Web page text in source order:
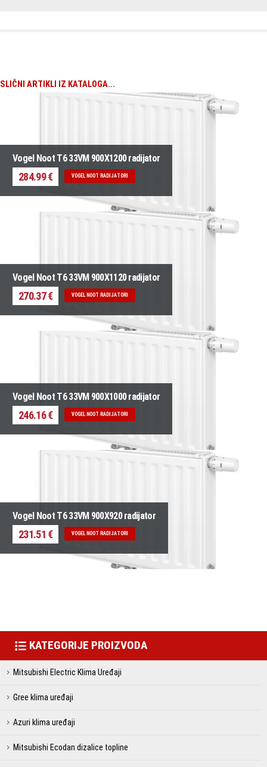
SLIČNI ARTIKLI IZ KATALOGA...
Vogel Noot T6 33VM 900X1200 radijator
284.99 € VOGEL NOOT RADIJATORI
Vogel Noot T6 33VM 900X1120 radijator
270.37 € VOGEL NOOT RADIJATORI
Vogel Noot T6 33VM 900X1000 radijator
246.16 € VOGEL NOOT RADIJATORI
Vogel Noot T6 33VM 900X920 radijator
231.51 € VOGEL NOOT RADIJATORI
KATEGORIJE PROIZVODA
Mitsubishi Electric Klima Uređaji
Gree klima uređaji
Azuri klima uređaji
Mitsubishi Ecodan dizalice topline